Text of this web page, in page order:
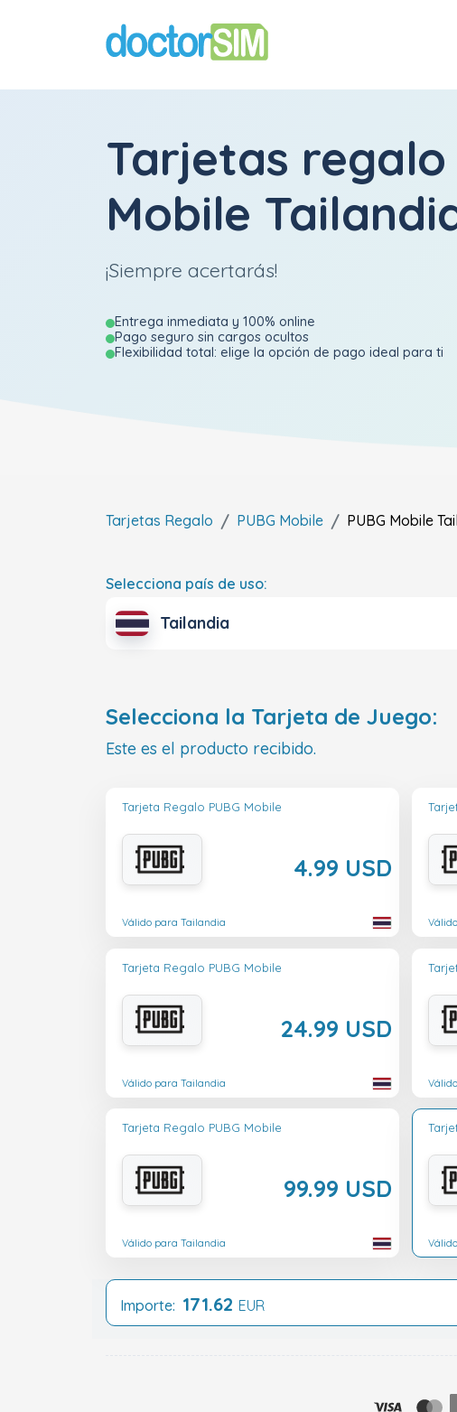
Tarjetas regalo
Mobile
¡Siempre acertarás!
Entrega inmediata y 100% online
Pago seguro sin cargos ocultos
Flexibilidad total: elige la opción de pago ideal para ti
Tarjetas Regalo PUBG Mobile PUBG Mobile
Selecciona país de uso:
Tailandia
Selecciona la Tarjeta de Juego:
Este es el producto recibido.
Tarjeta Regalo PUBG Mobile
4.99 USD
Válido para Tailandia
Tarjeta Regalo PUBG Mobile
24.99 USD
Válido para Tailandia
Tarjeta Regalo PUBG Mobile
99.99 USD
Válido para Tailandia
Importe: 171.62 EUR